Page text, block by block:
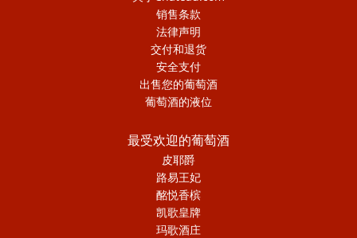
销售条款
法律声明
交付和退货
安全支付
出售您的葡萄酒
葡萄酒的液位
最受欢迎的葡萄酒
皮耶爵
路易王妃
酩悦香槟
凯歌皇牌
玛歌酒庄